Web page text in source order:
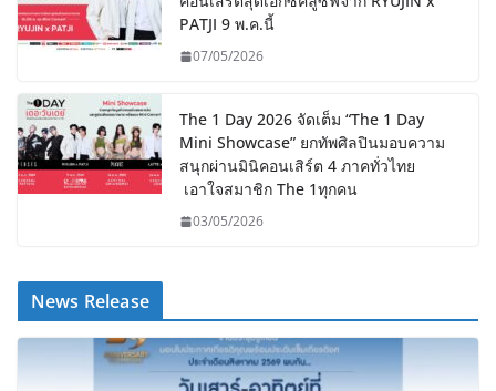
PATJI 9 พ.ค.นี้
07/05/2026
The 1 Day 2026 จัดเต็ม “The 1 Day
Mini Showcase” ยกทัพศิลปินมอบความ
สนุกผ่านมินิคอนเสิร์ต 4 ภาคทั่วไทย
เอาใจสมาชิก The 1ทุกคน
03/05/2026
News Release